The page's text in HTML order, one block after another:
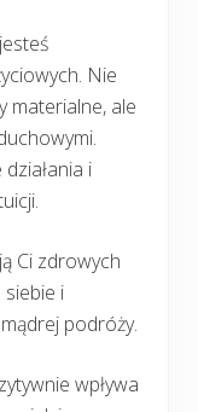
Nie
materialne, ale
i
Ci zdrowych
i
podróży.
wpływa